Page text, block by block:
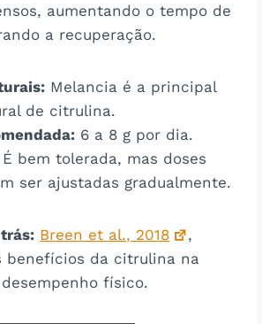
aumentando o tempo de
a recuperação​​.
Melancia é a principal
de citrulina.
6 a 8 g por dia.
É bem tolerada, mas doses
ser ajustadas gradualmente.
Breen et al., 2018
,
benefícios da citrulina na
físico.